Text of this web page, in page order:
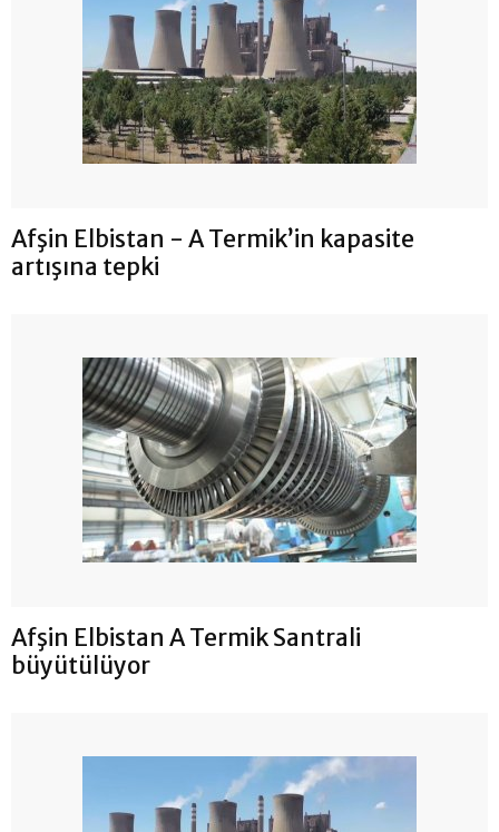
Afşin Elbistan - A Termik’in kapasite
artışına tepki
Afşin Elbistan A Termik Santrali
büyütülüyor